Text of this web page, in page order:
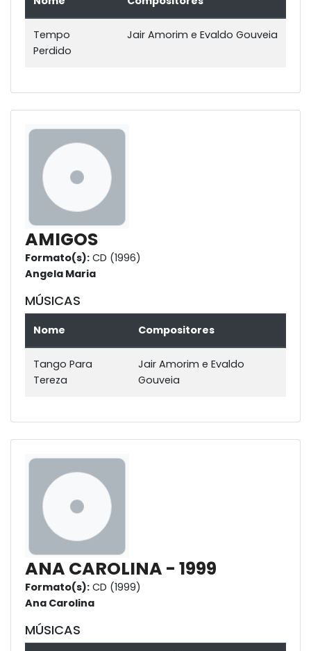
Tempo
Perdido
Jair Amorim e Evaldo Gouveia
AMIGOS
Formato(s): CD (1996)
Angela Maria
MÚSICAS
Nome Compositores
Tango Para
Tereza
Jair Amorim e Evaldo
Gouveia
ANA CAROLINA - 1999
Formato(s): CD (1999)
Ana Carolina
MÚSICAS